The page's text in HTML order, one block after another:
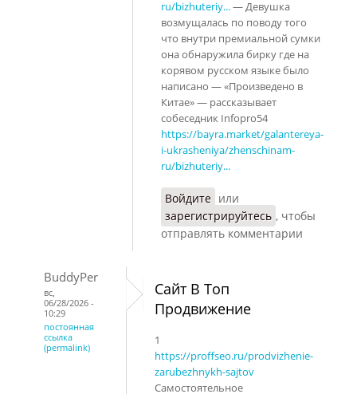
ru/bizhuteriy...— Девушка
возмущалась по поводу того
что внутри премиальной сумки
она обнаружила бирку где на
корявом русском языке было
написано — «Произведено в
Китае» — рассказывает
собеседник Infopro54
https://bayra.market/galantereya-
i-ukrasheniya/zhenschinam-
ru/bizhuteriy...
Войдите или
зарегистрируйтесь , чтобы
отправлять комментарии
BuddyPer
вс,
06/28/2026 -
10:29
постоянная
ссылка
(permalink)
Сайт В Топ
Продвижение
1
https://proffseo.ru/prodvizhenie-
zarubezhnykh-sajtov
Самостоятельное